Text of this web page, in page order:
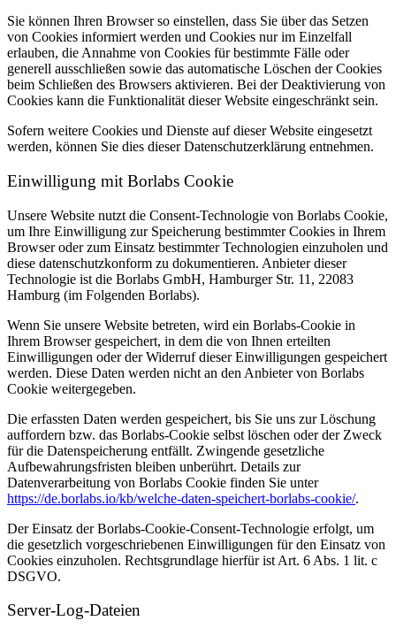
Sie können Ihren Browser so einstellen, dass Sie über das Setzen
von Cookies informiert werden und Cookies nur im Einzelfall
erlauben, die Annahme von Cookies für bestimmte Fälle oder
generell ausschließen sowie das automatische Löschen der Cookies
beim Schließen des Browsers aktivieren. Bei der Deaktivierung von
Cookies kann die Funktionalität dieser Website eingeschränkt sein.
Sofern weitere Cookies und Dienste auf dieser Website eingesetzt
werden, können Sie dies dieser Datenschutzerklärung entnehmen.
Einwilligung mit Borlabs Cookie
Unsere Website nutzt die Consent-Technologie von Borlabs Cookie,
um Ihre Einwilligung zur Speicherung bestimmter Cookies in Ihrem
Browser oder zum Einsatz bestimmter Technologien einzuholen und
diese datenschutzkonform zu dokumentieren. Anbieter dieser
Technologie ist die Borlabs GmbH, Hamburger Str. 11, 22083
Hamburg (im Folgenden Borlabs).
Wenn Sie unsere Website betreten, wird ein Borlabs-Cookie in
Ihrem Browser gespeichert, in dem die von Ihnen erteilten
Einwilligungen oder der Widerruf dieser Einwilligungen gespeichert
werden. Diese Daten werden nicht an den Anbieter von Borlabs
Cookie weitergegeben.
Die erfassten Daten werden gespeichert, bis Sie uns zur Löschung
auffordern bzw. das Borlabs-Cookie selbst löschen oder der Zweck
für die Datenspeicherung entfällt. Zwingende gesetzliche
Aufbewahrungsfristen bleiben unberührt. Details zur
Datenverarbeitung von Borlabs Cookie finden Sie unter
https://de.borlabs.io/kb/welche-daten-speichert-borlabs-cookie/.
Der Einsatz der Borlabs-Cookie-Consent-Technologie erfolgt, um
die gesetzlich vorgeschriebenen Einwilligungen für den Einsatz von
Cookies einzuholen. Rechtsgrundlage hierfür ist Art. 6 Abs. 1 lit. c
DSGVO.
Server-Log-Dateien